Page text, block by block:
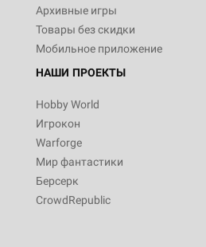
Архивные игры
Товары без скидки
Мобильное приложение
НАШИ ПРОЕКТЫ
Hobby World
Игрокон
Warforge
Мир фантастики
Берсерк
CrowdRepublic